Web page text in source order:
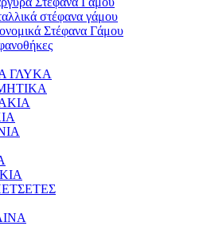
στέφανα γάμου
Στέφανα Γάμου
ΓΛΥΚΑ